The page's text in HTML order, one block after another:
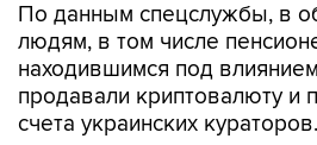
По данным спецслужбы, в
людям, в том числе
находившимся под
продавали криптовалюту и
счета украинских кураторов.